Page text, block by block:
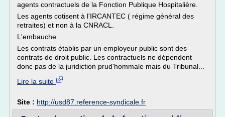
agents contractuels de la Fonction Publique Hospitalière.
Les agents cotisent à l'IRCANTEC ( régime général des
retraites) et non à la CNRACL.
L'embauche
Les contrats établis par un employeur public sont des
contrats de droit public. Les contractuels ne dépendent
donc pas de la juridiction prud'hommale mais du Tribunal...
Lire la suite
Site : http://usd87.reference-syndicale.fr